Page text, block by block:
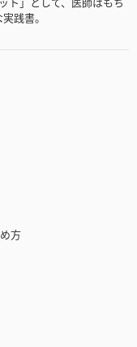
践書。
方